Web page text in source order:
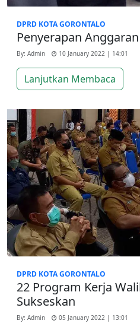
DPRD KOTA GORONTALO
Penyerapan
By: Admin 10 January 2022 | 14:01
Lanjutkan Membaca
DPRD KOTA GORONTALO
22 Program Kerja
Sukseskan
By: Admin 05 January 2022 | 13:01